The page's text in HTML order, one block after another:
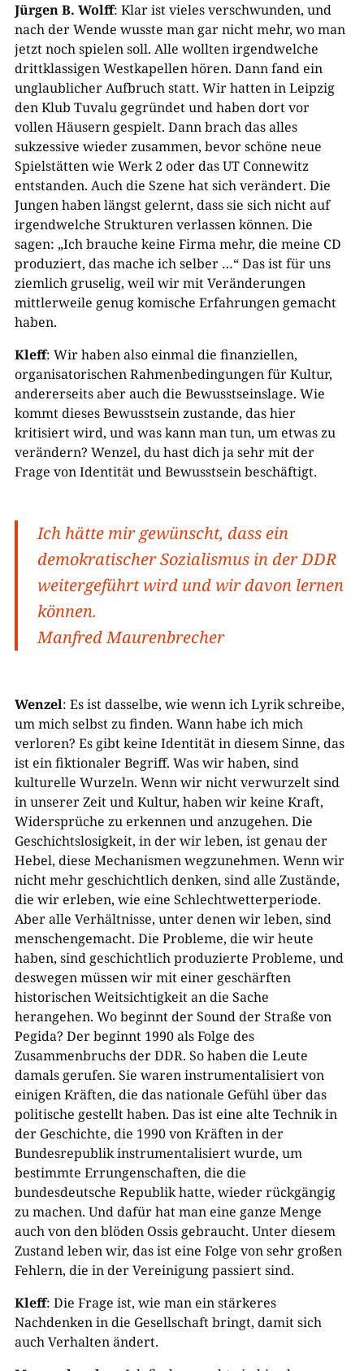
Jürgen B. Wolff: Klar ist vieles verschwunden, und
nach der Wende wusste man gar nicht mehr, wo man
jetzt noch spielen soll. Alle wollten irgendwelche
drittklassigen Westkapellen hören. Dann fand ein
unglaublicher Aufbruch statt. Wir hatten in Leipzig
den Klub Tuvalu gegründet und haben dort vor
vollen Häusern gespielt. Dann brach das alles
sukzessive wieder zusammen, bevor schöne neue
Spielstätten wie Werk 2 oder das UT Connewitz
entstanden. Auch die Szene hat sich verändert. Die
Jungen haben längst gelernt, dass sie sich nicht auf
irgendwelche Strukturen verlassen können. Die
sagen: „Ich brauche keine Firma mehr, die meine CD
produziert, das mache ich selber …“ Das ist für uns
ziemlich gruselig, weil wir mit Veränderungen
mittlerweile genug komische Erfahrungen gemacht
haben.
Kleff: Wir haben also einmal die finanziellen,
organisatorischen Rahmenbedingungen für Kultur,
andererseits aber auch die Bewusstseinslage. Wie
kommt dieses Bewusstsein zustande, das hier
kritisiert wird, und was kann man tun, um etwas zu
verändern? Wenzel, du hast dich ja sehr mit der
Frage von Identität und Bewusstsein beschäftigt.
Ich hätte mir gewünscht, dass ein
demokratischer Sozialismus in der DDR
weitergeführt wird und wir davon lernen
können.
Manfred Maurenbrecher
Wenzel: Es ist dasselbe, wie wenn ich Lyrik schreibe,
um mich selbst zu finden. Wann habe ich mich
verloren? Es gibt keine Identität in diesem Sinne, das
ist ein fiktionaler Begriff. Was wir haben, sind
kulturelle Wurzeln. Wenn wir nicht verwurzelt sind
in unserer Zeit und Kultur, haben wir keine Kraft,
Widersprüche zu erkennen und anzugehen. Die
Geschichtslosigkeit, in der wir leben, ist genau der
Hebel, diese Mechanismen wegzunehmen. Wenn wir
nicht mehr geschichtlich denken, sind alle Zustände,
die wir erleben, wie eine Schlechtwetterperiode.
Aber alle Verhältnisse, unter denen wir leben, sind
menschengemacht. Die Probleme, die wir heute
haben, sind geschichtlich produzierte Probleme, und
deswegen müssen wir mit einer geschärften
historischen Weitsichtigkeit an die Sache
herangehen. Wo beginnt der Sound der Straße von
Pegida? Der beginnt 1990 als Folge des
Zusammenbruchs der DDR. So haben die Leute
damals gerufen. Sie waren instrumentalisiert von
einigen Kräften, die das nationale Gefühl über das
politische gestellt haben. Das ist eine alte Technik in
der Geschichte, die 1990 von Kräften in der
Bundesrepublik instrumentalisiert wurde, um
bestimmte Errungenschaften, die die
bundesdeutsche Republik hatte, wieder rückgängig
zu machen. Und dafür hat man eine ganze Menge
auch von den blöden Ossis gebraucht. Unter diesem
Zustand leben wir, das ist eine Folge von sehr großen
Fehlern, die in der Vereinigung passiert sind.
Kleff: Die Frage ist, wie man ein stärkeres
Nachdenken in die Gesellschaft bringt, damit sich
auch Verhalten ändert.